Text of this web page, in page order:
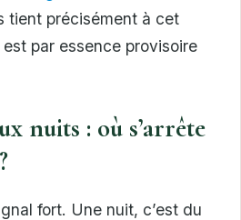
tient précisément à cet
par essence provisoire
nuits : où s’arrête
fort. Une nuit, c’est du